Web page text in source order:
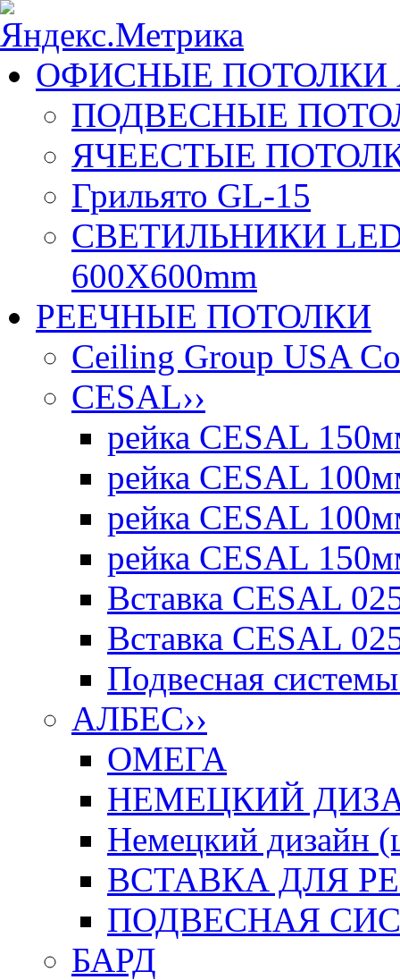
ОФИСНЫЕ ПОТОЛКИ
ПОДВЕСНЫЕ
ЯЧЕЕСТЫЕ
Грильято GL-15
СВЕТИЛЬНИКИ
600X600mm
РЕЕЧНЫЕ ПОТОЛКИ
Ceiling Group USA
CESAL››
рейка CESAL
рейка CESAL
рейка CESAL
рейка CESAL
Вставка CESAL
Вставка CESAL
Подвесная
АЛБЕС››
ОМЕГА
НЕМЕЦКИЙ
Немецкий дизайн
ВСТАВКА ДЛЯ
ПОДВЕСНАЯ
БАРД